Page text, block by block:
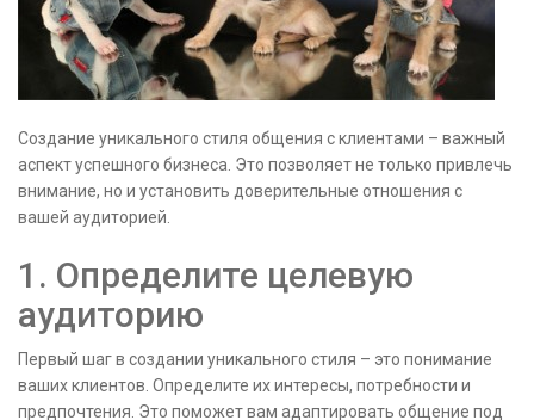
Создание уникального стиля общения с клиентами – важный
аспект успешного бизнеса. Это позволяет не только привлечь
внимание, но и установить доверительные отношения с
вашей аудиторией.
1. Определите целевую
аудиторию
Первый шаг в создании уникального стиля – это понимание
ваших клиентов. Определите их интересы, потребности и
предпочтения. Это поможет вам адаптировать общение под